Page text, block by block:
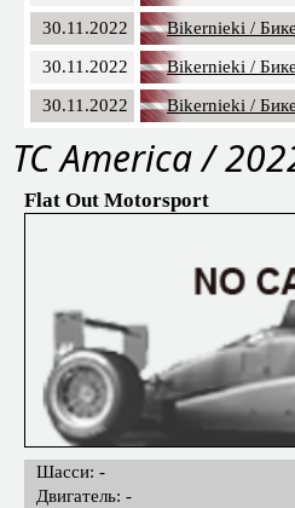
30.11.2022
Bikernieki /
30.11.2022
Bikernieki /
30.11.2022
Bikernieki /
TC America /
Flat Out Motorsport
Шасси: -
Двигатель: -